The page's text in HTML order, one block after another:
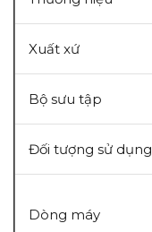
Xuất xứ
Bộ sưu tập
Đối tượng sử dụng
Dòng máy